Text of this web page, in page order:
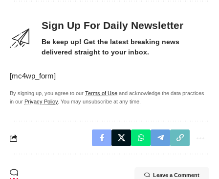
Sign Up For Daily Newsletter
Be keep up! Get the latest breaking news
delivered straight to your inbox.
[mc4wp_form]
By signing up, you agree to our Terms of Use and acknowledge the data practices
in our Privacy Policy. You may unsubscribe at any time.
Leave a Comment